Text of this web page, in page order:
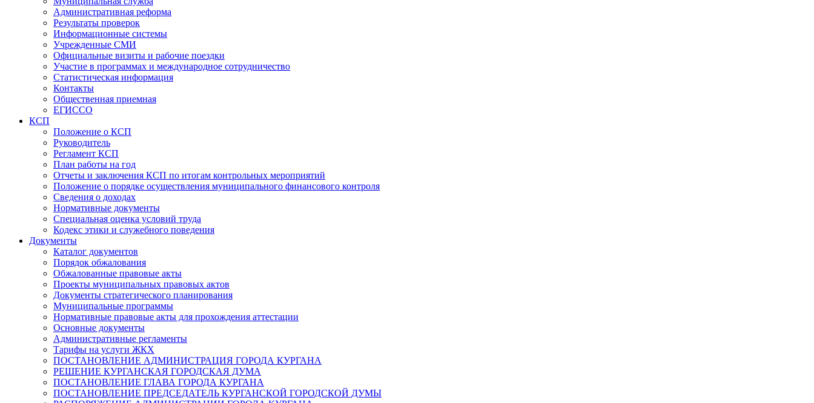
Административная реформа
Результаты проверок
Информационные системы
Учрежденные СМИ
Официальные визиты и рабочие поездки
Участие в программах и международное сотрудничество
Статистическая информация
Контакты
Общественная приемная
ЕГИССО
КСП
Положение о КСП
Руководитель
Регламент КСП
План работы на год
Отчеты и заключения КСП по итогам контрольных мероприятий
Положение о порядке осуществления муниципального финансового контроля
Сведения о доходах
Нормативные документы
Специальная оценка условий труда
Кодекс этики и служебного поведения
Документы
Каталог документов
Порядок обжалования
Обжалованные правовые акты
Проекты муниципальных правовых актов
Документы стратегического планирования
Муниципальные программы
Нормативные правовые акты для прохождения аттестации
Основные документы
Административные регламенты
Тарифы на услуги ЖКХ
ПОСТАНОВЛЕНИЕ АДМИНИСТРАЦИЯ ГОРОДА КУРГАНА
РЕШЕНИЕ КУРГАНСКАЯ ГОРОДСКАЯ ДУМА
ПОСТАНОВЛЕНИЕ ГЛАВА ГОРОДА КУРГАНА
ПОСТАНОВЛЕНИЕ ПРЕДСЕДАТЕЛЬ КУРГАНСКОЙ ГОРОДСКОЙ ДУМЫ